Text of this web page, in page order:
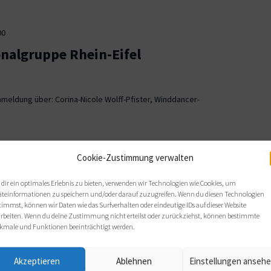
Cookie-Zustimmung verwalten
ein optimales Erlebnis zu bieten, verwenden wir Technologien wie Cookies, um
zu speichern und/oder darauf zuzugreifen. Wenn du diesen Technologien
können wir Daten wie das Surfverhalten oder eindeutige IDs auf dieser Website
Wenn du deine Zustimmung nicht erteilst oder zurückziehst, können bestimmte
und Funktionen beeinträchtigt werden.
Akzeptieren Ablehnen Einstellungen
Rhein-Eifel
über: Corina-Nicole Wolff-Pfister, Winddancer-
OWL
Bielefeld
wie gewohnt im Haus Nazareth an folgenden Terminen: Di,